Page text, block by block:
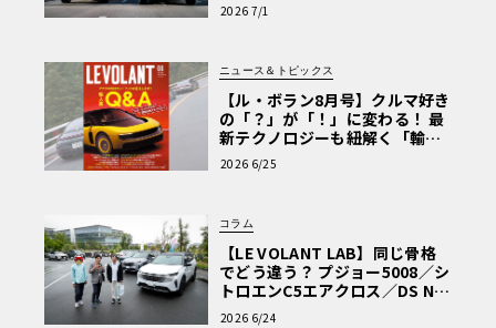
2026 7/1
ニュース＆トピックス
【ル・ボラン8月号】クルマ好き
の「？」が「！」に変わる！ 最
新テクノロジーも紐解く「輸入
車Q&A」
2026 6/25
コラム
【LE VOLANT LAB】同じ骨格
でどう違う？ プジョー5008／シ
トロエンC5エアクロス／DS Nº4
読者一気乗りレポート
2026 6/24